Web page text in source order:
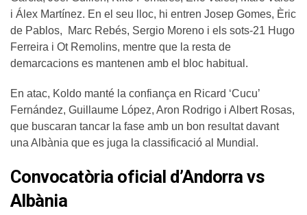
i Álex Martínez. En el seu lloc, hi entren Josep Gomes, Èric
de Pablos, Marc Rebés, Sergio Moreno i els sots-21 Hugo
Ferreira i Ot Remolins, mentre que la resta de
demarcacions es mantenen amb el bloc habitual.
En atac, Koldo manté la confiança en Ricard ‘Cucu’
Fernández, Guillaume López, Aron Rodrigo i Albert Rosas,
que buscaran tancar la fase amb un bon resultat davant
una Albània que es juga la classificació al Mundial.
Convocatòria oficial d’Andorra vs
Albània